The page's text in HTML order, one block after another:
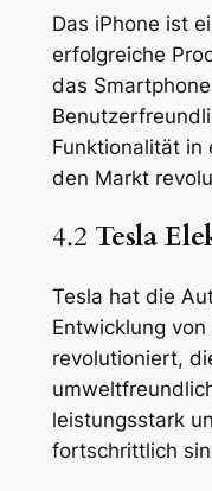
Das iPhone ist
erfolgreiche
das
Funktionalität in
den Markt
4.2 Tesla
Tesla hat die
Entwicklung
revolutioniert,
leistungsstark
fortschrittlich